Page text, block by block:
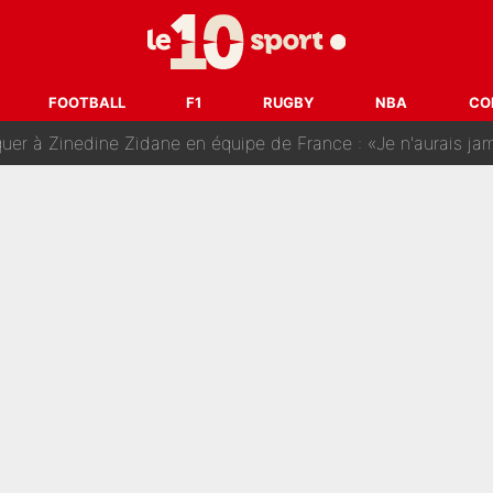
FOOTBALL F1 RUGBY NBA
: Le PSG avait déjà réalisé une folie sur le mercato bien
que Zinedine Zidane a accepté dans son entourage : «Je
à Zinedine Zidane en équipe de France : «Je n'aurais